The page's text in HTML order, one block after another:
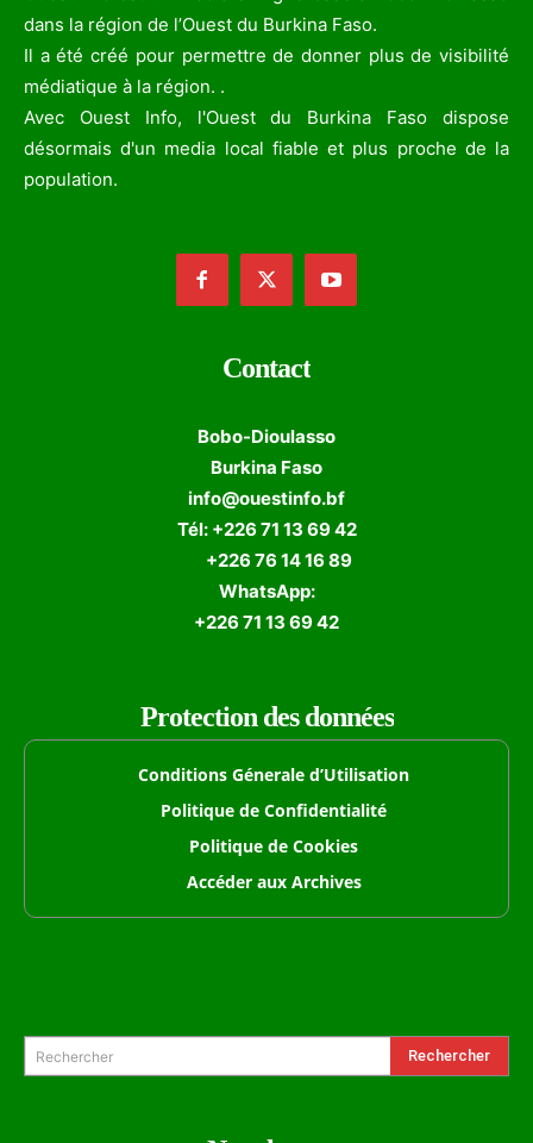
dans la région de l’Ouest du Burkina Faso.
Il a été créé pour permettre de donner plus de visibilité
médiatique à la région. .
Avec Ouest Info, l'Ouest du Burkina Faso dispose
désormais d'un media local fiable et plus proche de la
population.
Contact
Bobo-Dioulasso
Burkina Faso
info@ouestinfo.bf
Tél: +226 71 13 69 42
+226 76 14 16 89
WhatsApp:
+226 71 13 69 42
Protection des données
Conditions Génerale d’Utilisation
Politique de Confidentialité
Politique de Cookies
Accéder aux Archives
Rechercher Rechercher